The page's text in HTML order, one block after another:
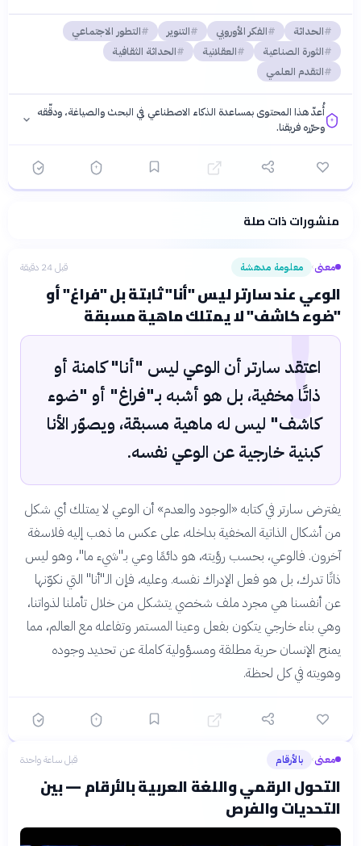
الحداثة الفكر الأوروبي التنوير
التطور الاجتماعي
الثورة الصناعية
العقلانية
الحداثة الثقافية
التقدم العلمي
أُعدّ هذا المحتوى بمساعدة الذكاء الاصطناعي في البحث والصياغة، ودقّقه
وحرّره فريقنا.
فلسفتنا المعرفية· سياسة الذكاء الاصطناعيمنشورات ذات صلة
معنى› معلومة مدهشة قبل 24 دقيقة
الوعي عند سارتر ليس "أنا" ثابتة بل "فراغ" أو
"ضوء كاشف" لا يمتلك ماهية مسبقة
!
اعتقد سارتر أن الوعي ليس "أنا" كامنة أو
ذاتًا مخفية، بل هو أشبه بـ"فراغ" أو "ضوء
كاشف" ليس له ماهية مسبقة، ويصوّر الأنا
كبنية خارجية عن الوعي نفسه.
يفترض سارتر في كتابه «الوجود والعدم» أن الوعي لا يمتلك أي شكل
من أشكال الذاتية المخفية بداخله، على عكس ما ذهب إليه فلاسفة
آخرون. فالوعي، بحسب رؤيته، هو دائمًا وعي بـ"شيء ما"، وهو ليس
ذاتًا تدرك، بل هو فعل الإدراك نفسه. وعليه، فإن الـ"أنا" التي نكوّنها
عن أنفسنا هي مجرد ملف شخصي يتشكل من خلال تأملنا لذواتنا،
وهي بناء خارجي يتكون بفعل وعينا المستمر وتفاعله مع العالم، مما
يمنح الإنسان حرية مطلقة ومسؤولية كاملة عن تحديد وجوده
وهويته في كل لحظة.
معنى› بالأرقام قبل ساعة واحدة
التحول الرقمي واللغة العربية بالأرقام — بين
التحديات والفرص